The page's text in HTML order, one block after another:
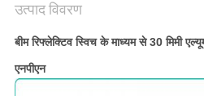
उत्पाद विवरण
बीम रिफ्लेक्टिव स्विच के माध्यम से 30 मिमी
एनपीएन